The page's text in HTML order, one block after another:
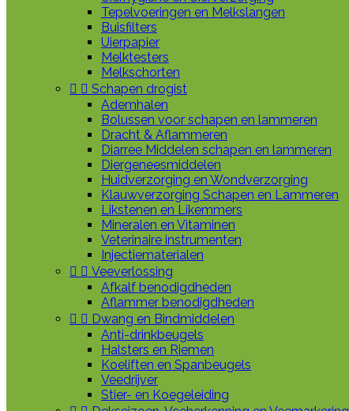
Tepelvoeringen en Melkslangen
Buisfilters
Uierpapier
Melktesters
Melkschorten
  Schapen drogist
Ademhalen
Bolussen voor schapen en lammeren
Dracht & Aflammeren
Diarree Middelen schapen en lammeren
Diergeneesmiddelen
Huidverzorging en Wondverzorging
Klauwverzorging Schapen en Lammeren
Likstenen en Likemmers
Mineralen en Vitaminen
Veterinaire instrumenten
Injectiematerialen
  Veeverlossing
Afkalf benodigdheden
Aflammer benodigdheden
  Dwang en Bindmiddelen
Anti-drinkbeugels
Halsters en Riemen
Koeliften en Spanbeugels
Veedrijver
Stier- en Koegeleiding